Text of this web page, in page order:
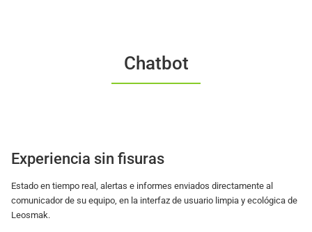
Chatbot
Experiencia sin fisuras
Estado en tiempo real, alertas e informes enviados directamente al
comunicador de su equipo, en la interfaz de usuario limpia y ecológica de
Leosmak.